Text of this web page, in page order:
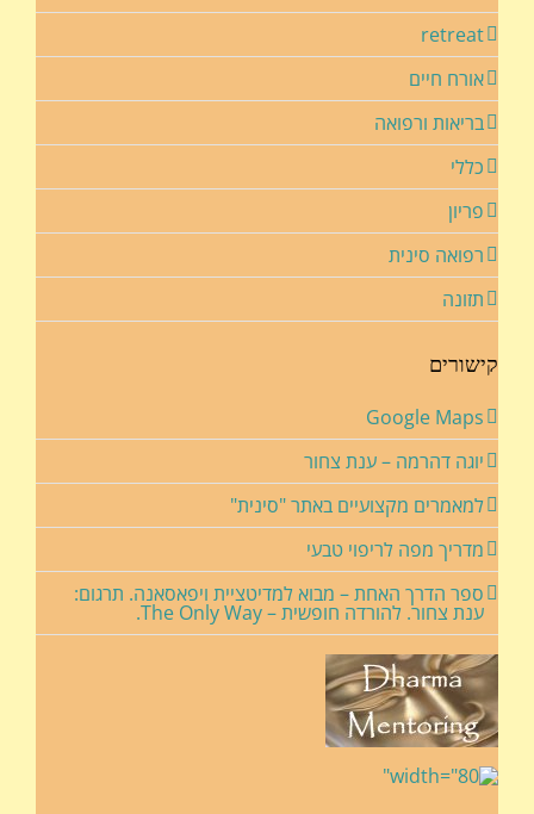
retreat
אורח חיים
בריאות ורפואה
כללי
פריון
רפואה סינית
תזונה
קישורים
Google Maps
יוגה דהרמה – ענת צחור
למאמרים מקצועיים באתר "סינית"
מדריך מפה לריפוי טבעי
ספר הדרך האחת – מבוא למדיטציית ויפאסאנה. תרגום:
ענת צחור. להורדה חופשית – The Only Way.